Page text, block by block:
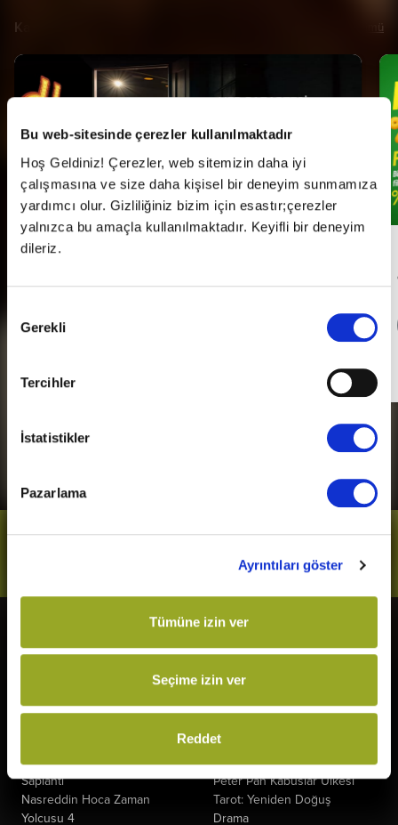
Bu web-sitesinde çerezler kullanılmaktadır
Hoş Geldiniz! Çerezler, web sitemizin daha iyi
çalışmasına ve size daha kişisel bir deneyim sunmamıza
yardımcı olur. Gizliliğiniz bizim için esastır;çerezler
yalnızca bu amaçla kullanılmaktadır. Keyifli bir deneyim
dileriz.
Seçimi
Gerekli
Tercihler
İstatistikler
Pazarlama
Ayrıntıları göster
Tümüne izin ver
Seçime izin ver
Reddet
Kampanyalar Tümü
Her Pazartesi Halk Günü!
Bizi Takip Et
Vizyonda
The Odyssey
Ziyaretçiler: Hesaplaşma
Saplantı
Nasreddin Hoca Zaman
Yolcusu 4
Yakında
Derin Dehşet
Fırtınadan Önce
Oak Caddesi'nin Sonu
Paw Patrol: Dino Filmi
Peter Pan Kabuslar Ülkesi
Tarot: Yeniden Doğuş
Drama